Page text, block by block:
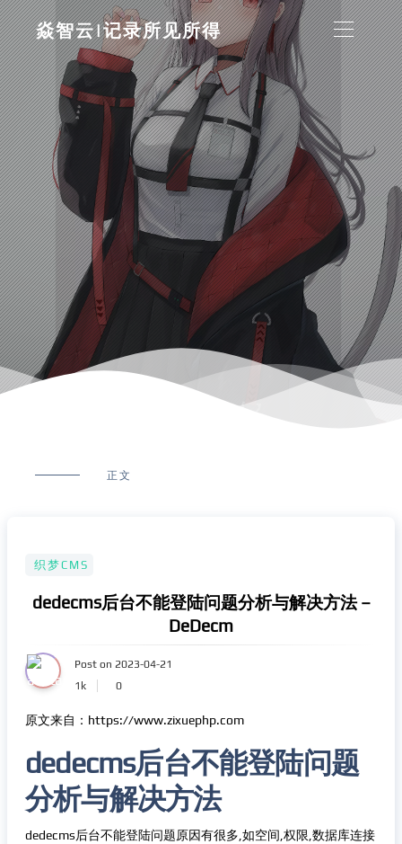
焱智云|记录所见所得
正文
织梦CMS
dedecms后台不能登陆问题分析与解决方法 –
DeDecm
Post on 2023-04-21
1k
0
原文来自：https://www.zixuephp.com
dedecms后台不能登陆问题
分析与解决方法
dedecms后台不能登陆问题原因有很多,如空间,权限,数据库连接